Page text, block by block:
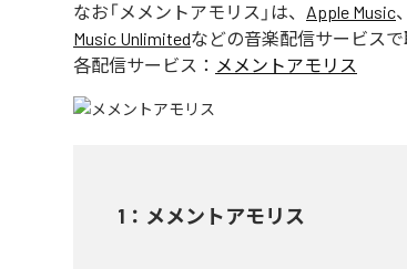
なお「メメントアモリス 」は、 Apple Music、
Music Unlimitedなどの音楽配信サービスで
各配信サービス： メメントアモリス
1 ： メメントアモリス